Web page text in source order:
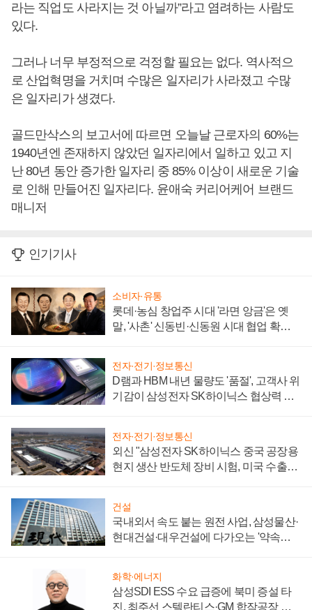
라는 직업도 사라지는 것 아닐까”라고 염려하는 사람도
있다.
그러나 너무 부정적으로 걱정할 필요는 없다. 역사적으
로 산업혁명을 거치며 수많은 일자리가 사라졌고 수많
은 일자리가 생겼다.
골드만삭스의 보고서에 따르면 오늘날 근로자의 60%는
1940년엔 존재하지 않았던 일자리에서 일하고 있고 지
난 80년 동안 증가한 일자리 중 85% 이상이 새로운 기술
로 인해 만들어진 일자리다. 윤애숙 커리어케어 브랜드
매니저
인기기사
소비자·유통
롯데·농심 창업주 시대 '라면 앙금'은 옛
말, '사촌' 신동빈·신동원 시대 협업 확대
전자·전기·정보통신
D램과 HBM 내년 물량도 '품절', 고객사 위
기감이 삼성전자 SK하이닉스 협상력 더
전자·전기·정보통신
외신 "삼성전자 SK하이닉스 중국 공장용
현지 생산 반도체 장비 시험, 미국 수출통
건설
국내외서 속도 붙는 원전 사업, 삼성물산·
현대건설·대우건설에 다가오는 '약속의
화학·에너지
삼성SDI ESS 수요 급증에 북미 증설 타
진, 최주선 스텔란티스·GM 합작공장 건